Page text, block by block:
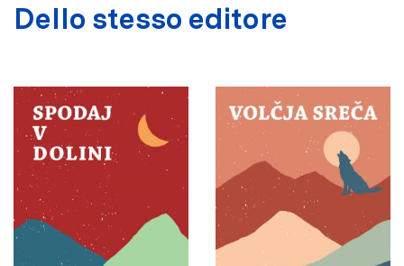
Dello stesso editore